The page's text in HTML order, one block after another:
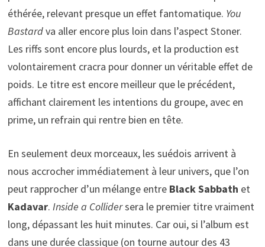
éthérée, relevant presque un effet fantomatique. You
Bastardva aller encore plus loin dans l’aspect Stoner.
Les riffs sont encore plus lourds, et la production est
volontairement cracra pour donner un véritable effet de
poids. Le titre est encore meilleur que le précédent,
affichant clairement les intentions du groupe, avec en
prime, un refrain qui rentre bien en tête.
En seulement deux morceaux, les suédois arrivent à
nous accrocher immédiatement à leur univers, que l’on
peut rapprocher d’un mélange entre Black Sabbath et
Kadavar. Inside a Collidersera le premier titre vraiment
long, dépassant les huit minutes. Car oui, si l’album est
dans une durée classique (on tourne autour des 43